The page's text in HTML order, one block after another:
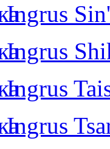
Ingrus
Ingrus
Ingrus
Ingrus